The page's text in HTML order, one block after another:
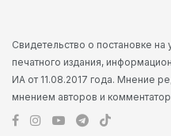
Свидетельство о постановке
печатного издания,
ИА от 11.08.2017 года. Мнение
мнением авторов и